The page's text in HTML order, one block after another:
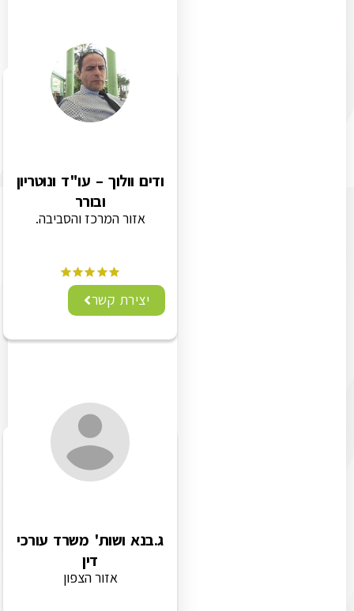
ודים וולוך – עו"ד ונוטריון
ובורר
אזור המרכז והסביבה.
יצירת קשר
ג.בנא ושות' משרד עורכי
דין
אזור הצפון